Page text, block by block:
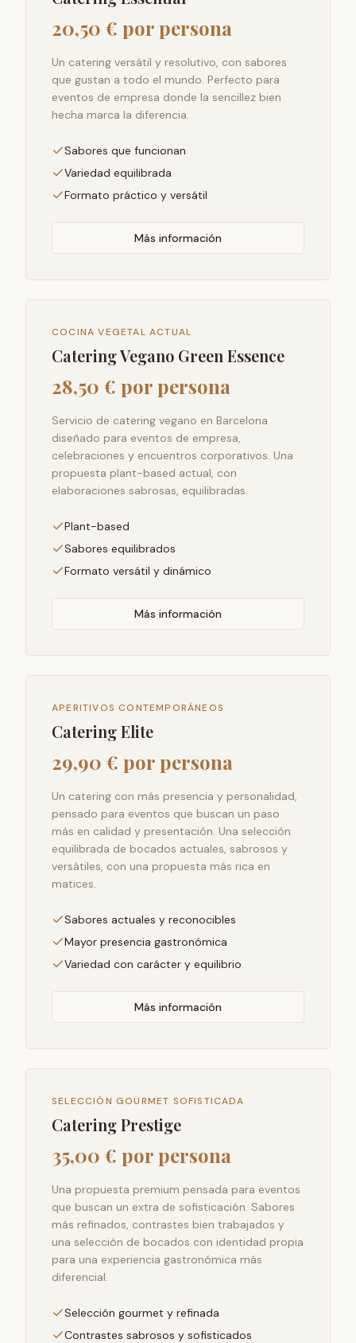
20,50 € por persona
Un catering versátil y resolutivo, con sabores
que gustan a todo el mundo. Perfecto para
eventos de empresa donde la sencillez bien
hecha marca la diferencia.
Sabores que funcionan
Variedad equilibrada
Formato práctico y versátil
Más información
COCINA VEGETAL ACTUAL
Catering Vegano Green Essence
28,50 € por persona
Servicio de catering vegano en Barcelona
diseñado para eventos de empresa,
celebraciones y encuentros corporativos. Una
propuesta plant-based actual, con
elaboraciones sabrosas, equilibradas.
Plant-based
Sabores equilibrados
Formato versátil y dinámico
Más información
APERITIVOS CONTEMPORÁNEOS
Catering Elite
29,90 € por persona
Un catering con más presencia y personalidad,
pensado para eventos que buscan un paso
más en calidad y presentación. Una selección
equilibrada de bocados actuales, sabrosos y
versátiles, con una propuesta más rica en
matices.
Sabores actuales y reconocibles
Mayor presencia gastronómica
Variedad con carácter y equilibrio
Más información
SELECCIÓN GOURMET SOFISTICADA
Catering Prestige
35,00 € por persona
Una propuesta premium pensada para eventos
que buscan un extra de sofisticación. Sabores
más refinados, contrastes bien trabajados y
una selección de bocados con identidad propia
para una experiencia gastronómica más
diferencial.
Selección gourmet y refinada
Contrastes sabrosos y sofisticados